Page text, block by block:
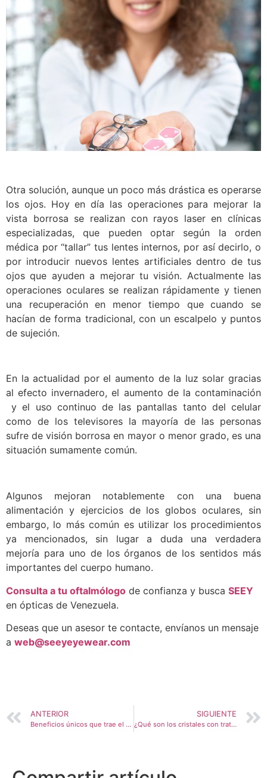
Otra solución, aunque un poco más drástica es operarse
los ojos. Hoy en día las operaciones para mejorar la
vista borrosa se realizan con rayos laser en clínicas
especializadas, que pueden optar según la orden
médica por “tallar” tus lentes internos, por así decirlo, o
por introducir nuevos lentes artificiales dentro de tus
ojos que ayuden a mejorar tu visión. Actualmente las
operaciones oculares se realizan rápidamente y tienen
una recuperación en menor tiempo que cuando se
hacían de forma tradicional, con un escalpelo y puntos
de sujeción.
En la actualidad por el aumento de la luz solar gracias
al efecto invernadero, el aumento de la contaminación
y el uso continuo de las pantallas tanto del celular
como de los televisores la mayoría de las personas
sufre de visión borrosa en mayor o menor grado, es una
situación sumamente común.
Algunos mejoran notablemente con una buena
alimentación y ejercicios de los globos oculares, sin
embargo, lo más común es utilizar los procedimientos
ya mencionados, sin lugar a duda una verdadera
mejoría para uno de los órganos de los sentidos más
importantes del cuerpo humano.
Consulta a tu oftalmólogo de confianza y busca SEEY
en ópticas de Venezuela.
Deseas que un asesor te contacte, envíanos un mensaje
a web@seeyeyewear.com
ANTERIOR
Beneficios únicos que trae el uso de gafas
SIGUIENTE
¿Qué son los cristales con tratamiento antireflejos?